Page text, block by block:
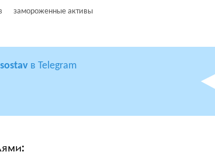
замороженные активы
в Telegram